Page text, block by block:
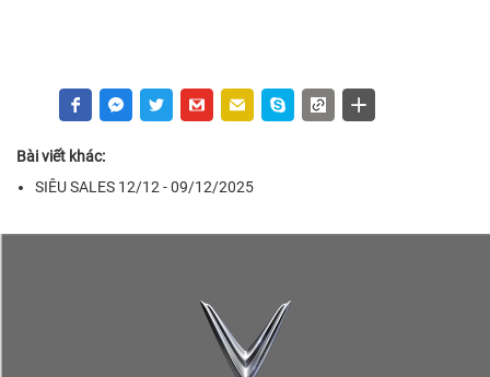
Bài viết khác:
SIÊU SALES 12/12 - 09/12/2025